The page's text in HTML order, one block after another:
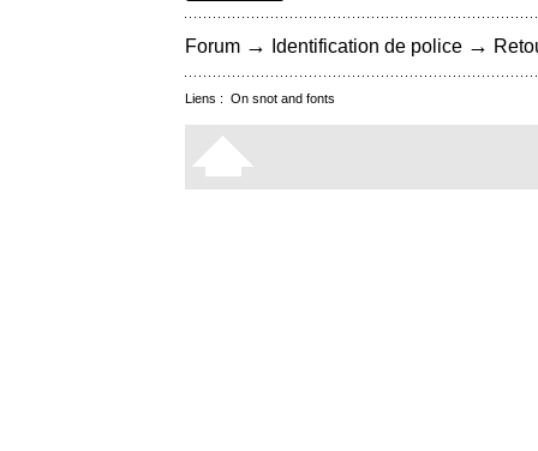
Forum → Identification de police →
Liens : On snot and fonts